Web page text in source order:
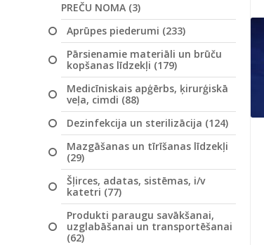
PREČU NOMA (3)
Aprūpes piederumi (233)
Pārsienamie materiāli un brūču
kopšanas līdzekļi (179)
Medicīniskais apģērbs, ķirurģiskā
veļa, cimdi (88)
Dezinfekcija un sterilizācija (124)
Mazgāšanas un tīrīšanas līdzekļi
(29)
Šļirces, adatas, sistēmas, i/v
katetri (77)
Produkti paraugu savākšanai,
uzglabāšanai un transportēšanai
(62)